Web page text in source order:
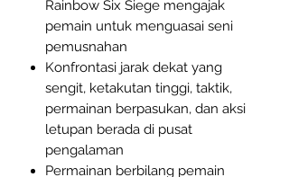
Rainbow Six Siege mengajak
pemain untuk menguasai seni
pemusnahan
Konfrontasi jarak dekat yang
sengit, ketakutan tinggi, taktik,
permainan berpasukan, dan aksi
letupan berada di pusat
pengalaman
Permainan berbilang pemain